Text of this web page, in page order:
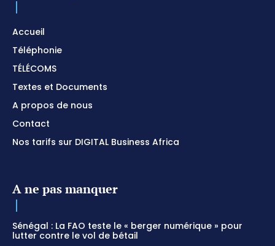
Accueil
Téléphonie
TÉLÉCOMS
Textes et Documents
A propos de nous
Contact
Nos tarifs sur DIGITAL Business Africa
A ne pas manquer
Sénégal : La FAO teste le « berger numérique » pour
lutter contre le vol de bétail